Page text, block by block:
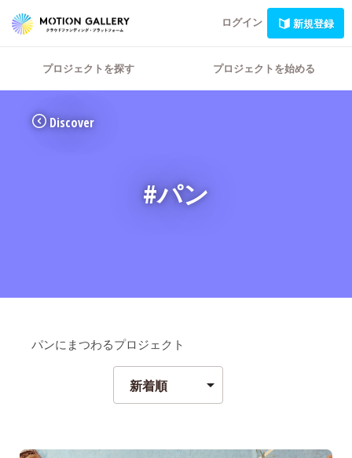
ログイン 新規登録
プロジェクトを探す プロジェクトを始める
Discover
#パン
パンにまつわるプロジェクト